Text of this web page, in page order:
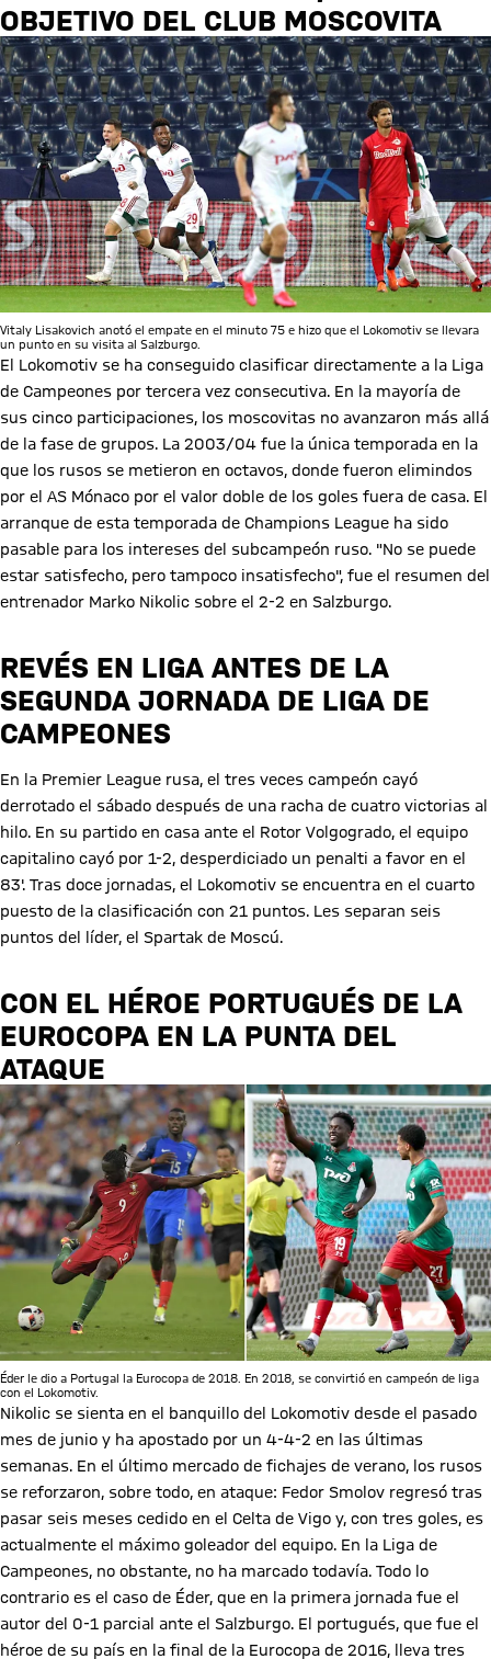
OBJETIVO DEL CLUB MOSCOVITA
Vitaly Lisakovich anotó el empate en el minuto 75 e hizo que el Lokomotiv se llevara
un punto en su visita al Salzburgo.
El Lokomotiv se ha conseguido clasificar directamente a la Liga
de Campeones por tercera vez consecutiva. En la mayoría de
sus cinco participaciones, los moscovitas no avanzaron más allá
de la fase de grupos. La 2003/04 fue la única temporada en la
que los rusos se metieron en octavos, donde fueron elimindos
por el AS Mónaco por el valor doble de los goles fuera de casa. El
arranque de esta temporada de Champions League ha sido
pasable para los intereses del subcampeón ruso. "No se puede
estar satisfecho, pero tampoco insatisfecho", fue el resumen del
entrenador Marko Nikolic sobre el 2-2 en Salzburgo.
REVÉS EN LIGA ANTES DE LA
SEGUNDA JORNADA DE LIGA DE
CAMPEONES
En la Premier League rusa, el tres veces campeón cayó
derrotado el sábado después de una racha de cuatro victorias al
hilo. En su partido en casa ante el Rotor Volgogrado, el equipo
capitalino cayó por 1-2, desperdiciado un penalti a favor en el
83'. Tras doce jornadas, el Lokomotiv se encuentra en el cuarto
puesto de la clasificación con 21 puntos. Les separan seis
puntos del líder, el Spartak de Moscú.
CON EL HÉROE PORTUGUÉS DE LA
EUROCOPA EN LA PUNTA DEL
ATAQUE
Éder le dio a Portugal la Eurocopa de 2018. En 2018, se convirtió en campeón de liga
con el Lokomotiv.
Nikolic se sienta en el banquillo del Lokomotiv desde el pasado
mes de junio y ha apostado por un 4-4-2 en las últimas
semanas. En el último mercado de fichajes de verano, los rusos
se reforzaron, sobre todo, en ataque: Fedor Smolov regresó tras
pasar seis meses cedido en el Celta de Vigo y, con tres goles, es
actualmente el máximo goleador del equipo. En la Liga de
Campeones, no obstante, no ha marcado todavía. Todo lo
contrario es el caso de Éder, que en la primera jornada fue el
autor del 0-1 parcial ante el Salzburgo. El portugués, que fue el
héroe de su país en la final de la Eurocopa de 2016, lleva tres